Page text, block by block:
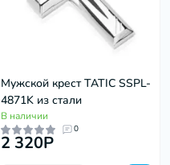
Мужской крест TATIC SSPL-
4871K из стали
В наличии
0
2 320P